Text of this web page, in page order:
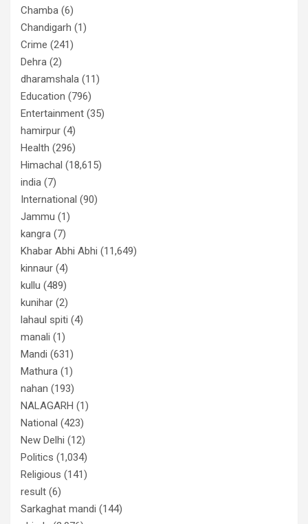
Chamba (6)
Chandigarh (1)
Crime (241)
Dehra (2)
dharamshala (11)
Education (796)
Entertainment (35)
hamirpur (4)
Health (296)
Himachal (18,615)
india (7)
International (90)
Jammu (1)
kangra (7)
Khabar Abhi Abhi (11,649)
kinnaur (4)
kullu (489)
kunihar (2)
lahaul spiti (4)
manali (1)
Mandi (631)
Mathura (1)
nahan (193)
NALAGARH (1)
National (423)
New Delhi (12)
Politics (1,034)
Religious (141)
result (6)
Sarkaghat mandi (144)